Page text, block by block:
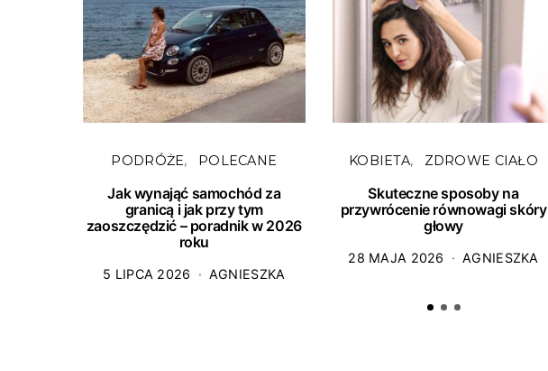
PODRÓŻE POLECANE
Jak wynająć samochód za
granicą i jak przy tym
zaoszczędzić – poradnik w 2026
roku
5 LIPCA 2026 AGNIESZKA
KOBIETA ZDROWE CIAŁO
Skuteczne sposoby na
przywrócenie równowagi skóry
głowy
28 MAJA 2026 AGNIESZKA